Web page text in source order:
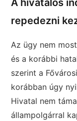
A hivatalos
repedezni
Az ügy nem
és a korábbi
szerint a
korábban úgy
Hivatal nem
állampolgárral